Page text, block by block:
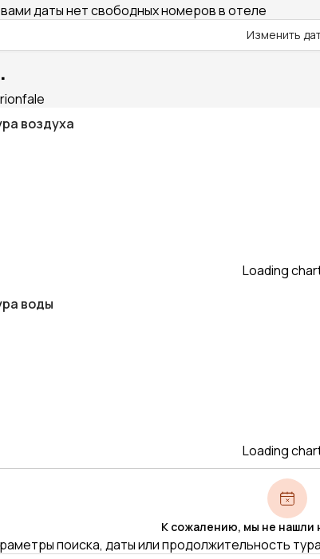
даты нет свободных номеров в отеле
Изменить
воздуха
Loading
воды
Loading
К сожалению, мы не нашли
поиска, даты или продолжительность